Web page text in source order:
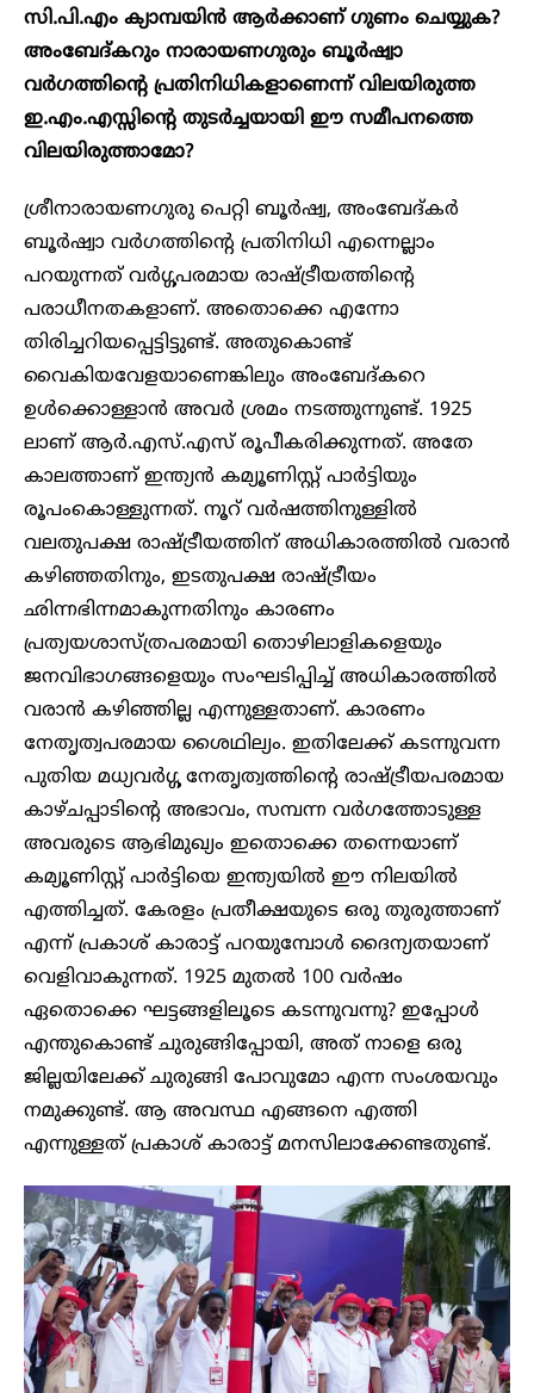
സി.പി.എം ക്യാമ്പയിൻ ആർക്കാണ് ഗുണം ചെയ്യുക?
അംബേദ്കറും നാരായണഗുരും ബൂർഷ്വാ
വർഗത്തിന്റെ പ്രതിനിധികളാണെന്ന് വിലയിരുത്ത
ഇ.എം.എസ്സിന്റെ തുടർച്ചയായി ഈ സമീപനത്തെ
വിലയിരുത്താമോ?
ശ്രീനാരായണഗുരു പെറ്റി ബൂർഷ്വ, അംബേദ്കർ
ബൂർഷ്വാ വർഗത്തിന്റെ പ്രതിനിധി എന്നെല്ലാം
പറയുന്നത് വർഗ്ഗപരമായ രാഷ്ട്രീയത്തിന്റെ
പരാധീനതകളാണ്. അതൊക്കെ എന്നോ
തിരിച്ചറിയപ്പെട്ടിട്ടുണ്ട്. അതുകൊണ്ട്
വൈകിയവേളയാണെങ്കിലും അംബേദ്കറെ
ഉൾക്കൊള്ളാൻ അവർ ശ്രമം നടത്തുന്നുണ്ട്. 1925
ലാണ് ആർ.എസ്.എസ് രൂപീകരിക്കുന്നത്. അതേ
കാലത്താണ് ഇന്ത്യൻ കമ്യൂണിസ്റ്റ് പാർട്ടിയും
രൂപംകൊള്ളുന്നത്. നൂറ് വർഷത്തിനുള്ളിൽ
വലതുപക്ഷ രാഷ്ട്രീയത്തിന് അധികാരത്തിൽ വരാൻ
കഴിഞ്ഞതിനും, ഇടതുപക്ഷ രാഷ്ട്രീയം
ഛിന്നഭിന്നമാകുന്നതിനും കാരണം
പ്രത്യയശാസ്ത്രപരമായി തൊഴിലാളികളെയും
ജനവിഭാഗങ്ങളെയും സംഘടിപ്പിച്ച് അധികാരത്തിൽ
വരാൻ കഴിഞ്ഞില്ല എന്നുള്ളതാണ്. കാരണം
നേതൃത്വപരമായ ശൈഥില്യം. ഇതിലേക്ക് കടന്നുവന്ന
പുതിയ മധ്യവർഗ്ഗ നേതൃത്വത്തിന്റെ രാഷ്ട്രീയപരമായ
കാഴ്ചപ്പാടിന്റെ അഭാവം, സമ്പന്ന വർഗത്തോടുള്ള
അവരുടെ ആഭിമുഖ്യം ഇതൊക്കെ തന്നെയാണ്
കമ്യൂണിസ്റ്റ് പാർട്ടിയെ ഇന്ത്യയിൽ ഈ നിലയിൽ
എത്തിച്ചത്. കേരളം പ്രതീക്ഷയുടെ ഒരു തുരുത്താണ്
എന്ന് പ്രകാശ് കാരാട്ട് പറയുമ്പോൾ ദൈന്യതയാണ്
വെളിവാകുന്നത്. 1925 മുതൽ 100 വർഷം
ഏതൊക്കെ ഘട്ടങ്ങളിലൂടെ കടന്നുവന്നു? ഇപ്പോൾ
എന്തുകൊണ്ട് ചുരുങ്ങിപ്പോയി, അത് നാളെ ഒരു
ജില്ലയിലേക്ക് ചുരുങ്ങി പോവുമോ എന്ന സംശയവും
നമുക്കുണ്ട്. ആ അവസ്ഥ എങ്ങനെ എത്തി
എന്നുള്ളത് പ്രകാശ് കാരാട്ട് മനസിലാക്കേണ്ടതുണ്ട്.